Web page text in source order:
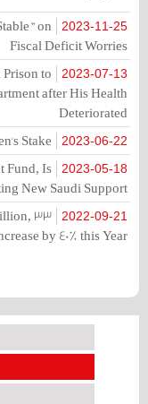
2023-11-25
on
Fiscal Deficit Worries
2023-07-13
to
after His Health
Deteriorated
2023-06-22
Stake
2023-05-18
Fund, Is
New Saudi Support?
2022-09-21
33
by 40% this Year